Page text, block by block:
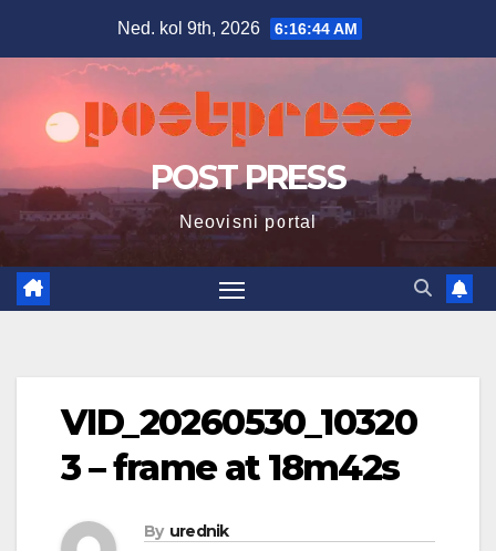
Ned. kol 9th, 2026 6:16:45 AM
POST PRESS
Neovisni portal
VID_20260530_10320
3 – frame at 18m42s
By urednik